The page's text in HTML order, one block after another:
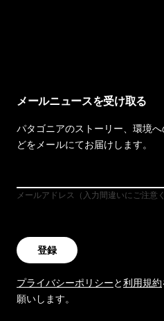
メールニュースを受け取る
パタゴニアのストーリー、環境
どをメールにてお届けします。
メールアドレス（入力間違いにご注意
登録
プライバシーポリシーと利用規約
願いします。